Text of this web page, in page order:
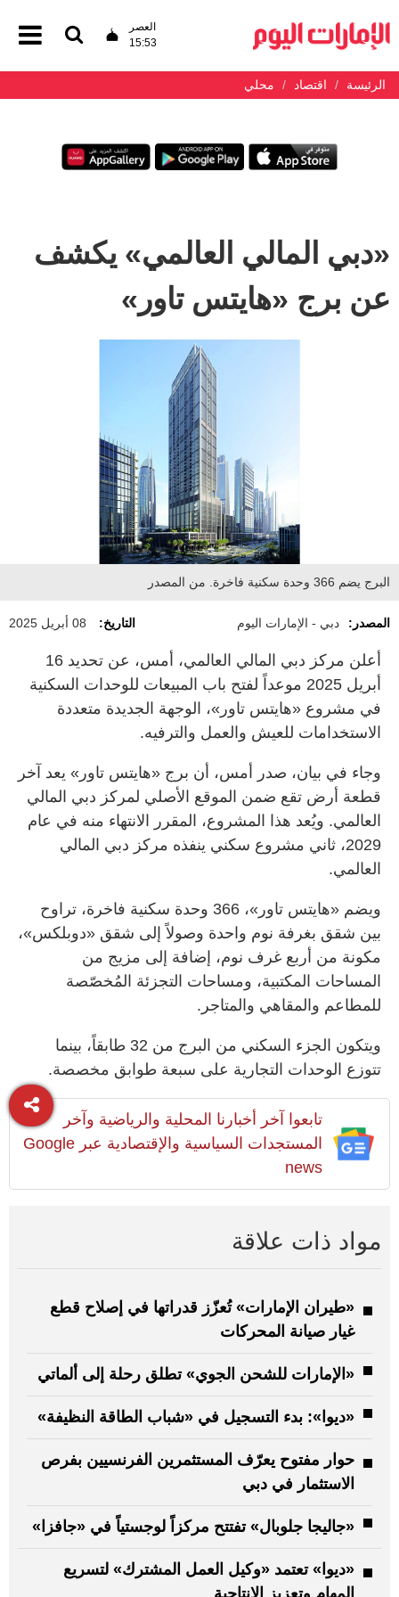
العصر
15:53
الرئيسة اقتصاد محلي
«دبي المالي العالمي» يكشف
عن برج «هايتس تاور»
البرج يضم 366 وحدة سكنية فاخرة. من المصدر
المصدر: دبي - الإمارات اليوم التاريخ: 08 أبريل 2025
أعلن مركز دبي المالي العالمي، أمس، عن تحديد 16
أبريل 2025 موعداً لفتح باب المبيعات للوحدات السكنية
في مشروع «هايتس تاور»، الوجهة الجديدة متعددة
الاستخدامات للعيش والعمل والترفيه.
وجاء في بيان، صدر أمس، أن برج «هايتس تاور» يعد آخر
قطعة أرض تقع ضمن الموقع الأصلي لمركز دبي المالي
العالمي. ويُعد هذا المشروع، المقرر الانتهاء منه في عام
2029، ثاني مشروع سكني ينفذه مركز دبي المالي
العالمي.
ويضم «هايتس تاور»، 366 وحدة سكنية فاخرة، تراوح
بين شقق بغرفة نوم واحدة وصولاً إلى شقق «دوبلكس»،
مكونة من أربع غرف نوم، إضافة إلى مزيج من
المساحات المكتبية، ومساحات التجزئة المُخصّصة
للمطاعم والمقاهي والمتاجر.
ويتكون الجزء السكني من البرج من 32 طابقاً، بينما
تتوزع الوحدات التجارية على سبعة طوابق مخصصة.
تابعوا آخر أخبارنا المحلية والرياضية وآخر
المستجدات السياسية والإقتصادية عبر Google
news
مواد ذات علاقة
«طيران الإمارات» تُعزّز قدراتها في إصلاح قطع
غيار صيانة المحركات
«الإمارات للشحن الجوي» تطلق رحلة إلى ألماتي
«ديوا»: بدء التسجيل في «شباب الطاقة النظيفة»
حوار مفتوح يعرّف المستثمرين الفرنسيين بفرص
الاستثمار في دبي
«جاليجا جلوبال» تفتتح مركزاً لوجستياً في «جافزا»
«ديوا» تعتمد «وكيل العمل المشترك» لتسريع
المهام وتعزيز الإنتاجية